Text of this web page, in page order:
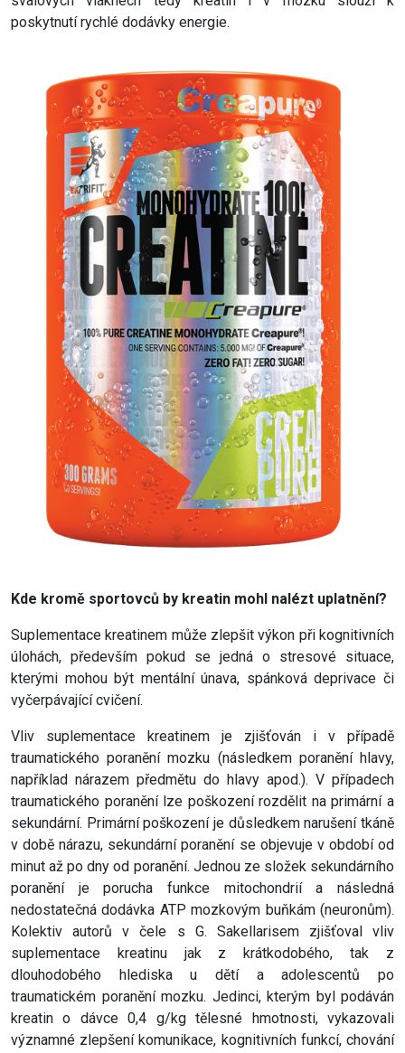
poskytnutí rychlé dodávky energie.
Kde kromě sportovců by kreatin mohl nalézt uplatnění?
Suplementace kreatinem může zlepšit výkon při kognitivních
úlohách, především pokud se jedná o stresové situace,
kterými mohou být mentální únava, spánková deprivace či
vyčerpávající cvičení.
Vliv suplementace kreatinem je zjišťován i v případě
traumatického poranění mozku (následkem poranění hlavy,
například nárazem předmětu do hlavy apod.). V případech
traumatického poranění lze poškození rozdělit na primární a
sekundární. Primární poškození je důsledkem narušení tkáně
v době nárazu, sekundární poranění se objevuje v období od
minut až po dny od poranění. Jednou ze složek sekundárního
poranění je porucha funkce mitochondrií a následná
nedostatečná dodávka ATP mozkovým buňkám (neuronům).
Kolektiv autorů v čele s G. Sakellarisem zjišťoval vliv
suplementace kreatinu jak z krátkodobého, tak z
dlouhodobého hlediska u dětí a adolescentů po
traumatickém poranění mozku. Jedinci, kterým byl podáván
kreatin o dávce 0,4 g/kg tělesné hmotnosti, vykazovali
významné zlepšení komunikace, kognitivních funkcí, chování